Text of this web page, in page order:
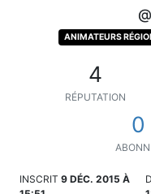
ANIMATEURS
4
RÉPUTATION
0
INSCRIT 9 DÉC. 2015 À